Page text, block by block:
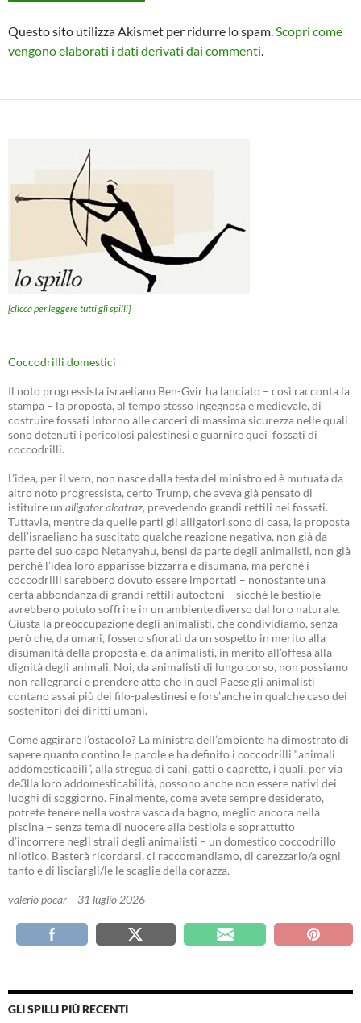
Questo sito utilizza Akismet per ridurre lo spam. Scopri come
vengono elaborati i dati derivati dai commenti
[clicca per leggere tutti gli spilli]
Coccodrilli domestici
Il noto progressista israeliano Ben-Gvir ha lanciato – così racconta la
stampa – la proposta, al tempo stesso ingegnosa e medievale, di
costruire fossati intorno alle carceri di massima sicurezza nelle quali
sono detenuti i pericolosi palestinesi e guarnire quei fossati di
coccodrilli.
L’idea, per il vero, non nasce dalla testa del ministro ed è mutuata da
altro noto progressista, certo Trump, che aveva già pensato di
istituire un alligator alcatraz, prevedendo grandi rettili nei fossati.
Tuttavia, mentre da quelle parti gli alligatori sono di casa, la proposta
dell’israeliano ha suscitato qualche reazione negativa, non già da
parte del suo capo Netanyahu, bensì da parte degli animalisti, non già
perché l’idea loro apparisse bizzarra e disumana, ma perché i
coccodrilli sarebbero dovuto essere importati – nonostante una
certa abbondanza di grandi rettili autoctoni – sicché le bestiole
avrebbero potuto soffrire in un ambiente diverso dal loro naturale.
Giusta la preoccupazione degli animalisti, che condividiamo, senza
però che, da umani, fossero sfiorati da un sospetto in merito alla
disumanità della proposta e, da animalisti, in merito all’offesa alla
dignità degli animali. Noi, da animalisti di lungo corso, non possiamo
non rallegrarci e prendere atto che in quel Paese gli animalisti
contano assai più dei filo-palestinesi e fors’anche in qualche caso dei
sostenitori dei diritti umani.
Come aggirare l’ostacolo? La ministra dell’ambiente ha dimostrato di
sapere quanto contino le parole e ha definito i coccodrilli “animali
addomesticabili”, alla stregua di cani, gatti o caprette, i quali, per via
de3lla loro addomesticabilità, possono anche non essere nativi dei
luoghi di soggiorno. Finalmente, come avete sempre desiderato,
potrete tenere nella vostra vasca da bagno, meglio ancora nella
piscina – senza tema di nuocere alla bestiola e soprattutto
d’incorrere negli strali degli animalisti – un domestico coccodrillo
nilotico. Basterà ricordarsi, ci raccomandiamo, di carezzarlo/a ogni
tanto e di lisciargli/le le scaglie della corazza.
valerio pocar – 31 luglio 2026
GLI SPILLI PIÙ RECENTI